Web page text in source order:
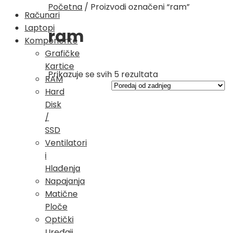
Računari
Laptopi
Komponente
Grafičke
Kartice
RAM
Hard
Disk
/
SSD
Ventilatori
i
Hlađenja
Napajanja
Matične
Ploče
Optički
Početna / Proizvodi označeni “ram”
ram
Prikazuje se svih 5 rezultataPoredano
po